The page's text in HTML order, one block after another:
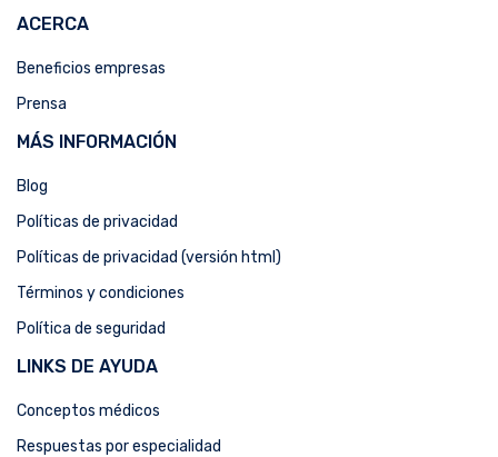
ACERCA
Beneficios empresas
Prensa
MÁS INFORMACIÓN
Blog
Políticas de privacidad
Políticas de privacidad (versión html)
Términos y condiciones
Política de seguridad
LINKS DE AYUDA
Conceptos médicos
Respuestas por especialidad